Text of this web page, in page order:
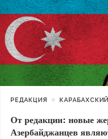
РЕДАКЦИЯ
От редакции: новые
Азербайджанцев